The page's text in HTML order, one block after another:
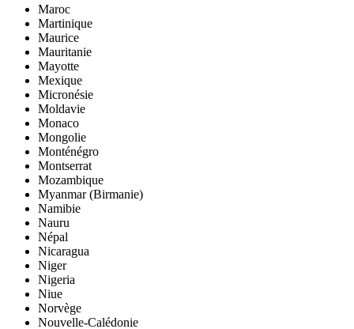
Maroc
Martinique
Maurice
Mauritanie
Mayotte
Mexique
Micronésie
Moldavie
Monaco
Mongolie
Monténégro
Montserrat
Mozambique
Myanmar (Birmanie)
Namibie
Nauru
Népal
Nicaragua
Niger
Nigeria
Niue
Norvège
Nouvelle-Calédonie